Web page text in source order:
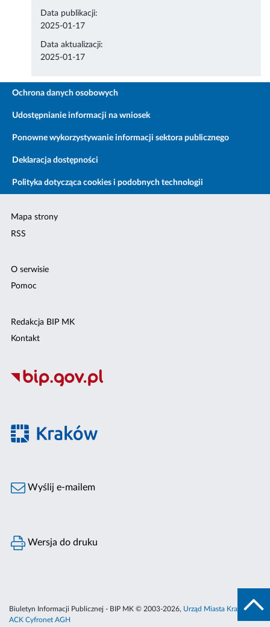
Data publikacji:
2025-01-17
Data aktualizacji:
2025-01-17
Ochrona danych osobowych
Udostępnianie informacji na wniosek
Ponowne wykorzystywanie informacji sektora publicznego
Deklaracja dostępności
Polityka dotycząca cookies i podobnych technologii
Mapa strony
RSS
O serwisie
Pomoc
Redakcja BIP MK
Kontakt
Wyślij e-mailem
Wersja do druku
Biuletyn Informacji Publicznej - BIP MK © 2003-2026, Urząd Miasta Krakowa
ACK Cyfronet AGH